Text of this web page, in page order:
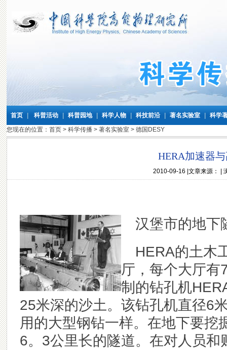
首页 科普活动 科普园地 科学人物 科技前沿 著名实验室
科学
您现在的位置： 首页> 科学传播> 著名实验室> 德国DESY
HERA加速器
2010-09-16 |文章来源： |
汉堡市的地下
HERA的土木
厅，每个大厅有
制的钻孔机
25米深的沙土。该钻孔机直径6
用的大型钢钻一样。在地下要挖
6。3公里长的隧道。在对人员和